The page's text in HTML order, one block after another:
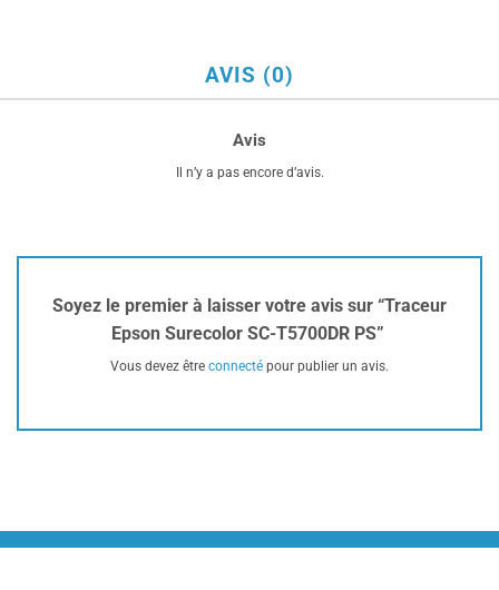
AVIS (0)
Avis
Il n’y a pas encore d’avis.
Soyez le premier à laisser votre avis sur “Traceur
Epson Surecolor SC-T5700DR PS”
Vous devez être connecté pour publier un avis.